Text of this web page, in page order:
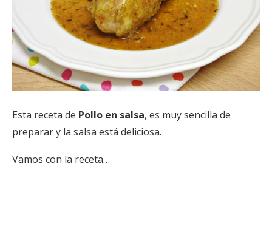
Esta receta de Pollo en salsa, es muy sencilla de
preparar y la salsa está deliciosa.
Vamos con la receta…